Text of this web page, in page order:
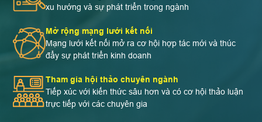
xu hướng và sự phát triển trong ngành
Mở rộng mạng lưới kết nối
Mạng lưới kết nối mở ra cơ hội hợp tác mới và thúc
đẩy sự phát triển kinh doanh
Tham gia hội thảo chuyên ngành
Tiếp xúc với kiến thức sâu hơn và có cơ hội thảo luận
trực tiếp với các chuyên gia